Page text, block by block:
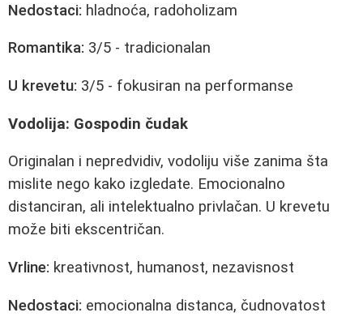
Nedostaci: hladnoća, radoholizam
Romantika: 3/5 - tradicionalan
U krevetu: 3/5 - fokusiran na performanse
Vodolija: Gospodin čudak
Originalan i nepredvidiv, vodoliju više zanima šta
mislite nego kako izgledate. Emocionalno
distanciran, ali intelektualno privlačan. U krevetu
može biti ekscentričan.
Vrline: kreativnost, humanost, nezavisnost
Nedostaci: emocionalna distanca, čudnovatost